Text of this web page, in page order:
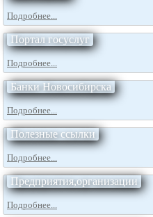
Подробнее...
Портал госуслуг
Подробнее...
Банки Новосибирска
Подробнее...
Полезные ссылки
Подробнее...
Предприятия,организации
Подробнее...